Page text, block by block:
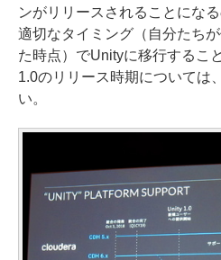
ンがリリースされることにな
適切なタイミング（自分たち
た時点）でUnityに移行するこ
1.0のリリース時期については
い。